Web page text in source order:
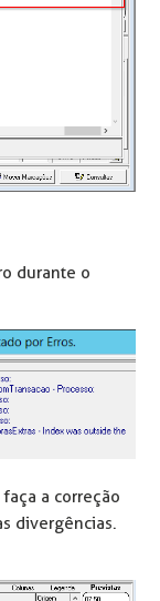
durante o
a correção
divergências.